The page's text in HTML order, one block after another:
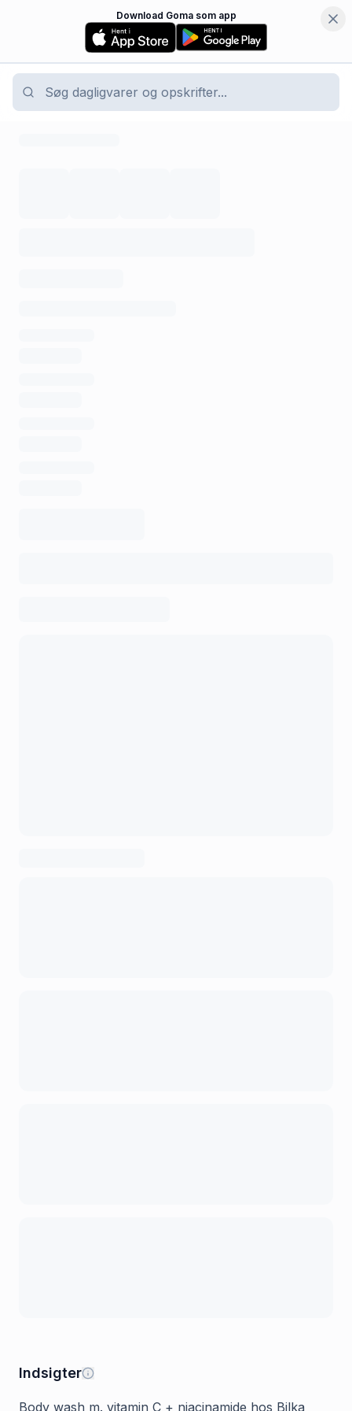
Download Goma som app
Indsigter
Body wash m. vitamin C + niacinamide hos Bilka